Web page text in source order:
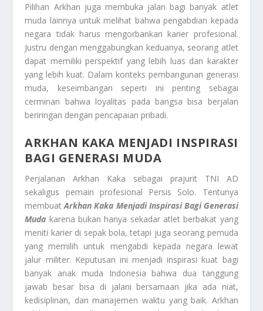
Pilihan Arkhan juga membuka jalan bagi banyak atlet
muda lainnya untuk melihat bahwa pengabdian kepada
negara tidak harus mengorbankan karier profesional.
Justru dengan menggabungkan keduanya, seorang atlet
dapat memiliki perspektif yang lebih luas dan karakter
yang lebih kuat. Dalam konteks pembangunan generasi
muda, keseimbangan seperti ini penting sebagai
cerminan bahwa loyalitas pada bangsa bisa berjalan
beriringan dengan pencapaian pribadi.
ARKHAN KAKA MENJADI INSPIRASI
BAGI GENERASI MUDA
Perjalanan Arkhan Kaka sebagai prajurit TNI AD
sekaligus pemain profesional Persis Solo. Tentunya
membuatArkhan Kaka Menjadi Inspirasi Bagi Generasi
Muda karena bukan hanya sekadar atlet berbakat yang
meniti karier di sepak bola, tetapi juga seorang pemuda
yang memilih untuk mengabdi kepada negara lewat
jalur militer. Keputusan ini menjadi inspirasi kuat bagi
banyak anak muda Indonesia bahwa dua tanggung
jawab besar bisa di jalani bersamaan jika ada niat,
kedisiplinan, dan manajemen waktu yang baik. Arkhan